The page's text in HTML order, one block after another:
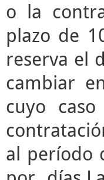
o la
plazo de
reserva el
cambiar
cuyo
al período